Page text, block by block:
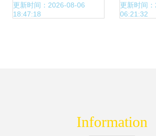
智慧再升级——企
更新时间：2026-08-06
18:47:18
下载
更新时间
06:21:32
Information